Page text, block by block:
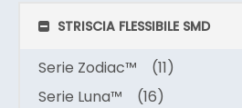
STRISCIA FLESSIBILE SMD
Serie Zodiac™
(11)
Serie Luna™
(16)